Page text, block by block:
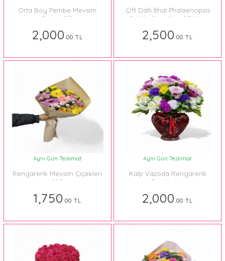
Orta Boy Pembe Mevsim
Buketi 012
2,000.00 TL
Çift Dallı İthal Phalaenopsis
Orkide Sevgiliye 015 Mor
2,500.00 TL
Aynı Gün Teslimat
Rengarenk Mevsim Çiçekleri
028
1,750.00 TL
Aynı Gün Teslimat
Kalp Vazoda Rengarenk
Mevsim Çiçekleri Aranjmanı
2,000.00 TL